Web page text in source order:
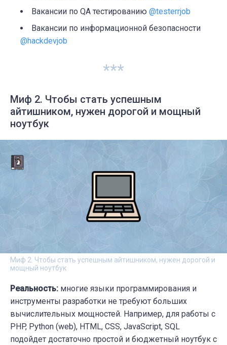
Вакансии по QA тестированию @testerrjob
Вакансии по информационной безопасности
@hackdevjob
***
Миф 2. Чтобы стать успешным
айтишником, нужен дорогой и мощный
ноутбук
Миф 2. Чтобы стать успешным айтишником, нужен дорогой и
мощный ноутбук
Реальность: многие языки программирования и
инструменты разработки не требуют больших
вычислительных мощностей. Например, для работы с
PHP, Python (web), HTML, CSS, JavaScript, SQL
подойдет достаточно простой и бюджетный ноутбук с